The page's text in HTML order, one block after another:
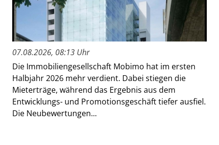
07.08.2026, 08:13 Uhr
Die Immobiliengesellschaft Mobimo hat im ersten
Halbjahr 2026 mehr verdient. Dabei stiegen die
Mieterträge, während das Ergebnis aus dem
Entwicklungs- und Promotionsgeschäft tiefer ausfiel.
Die Neubewertungen...